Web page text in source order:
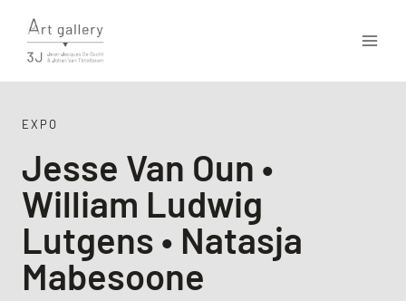
EXPO
Jesse Van Oun •
William Ludwig
Lutgens • Natasja
Mabesoone